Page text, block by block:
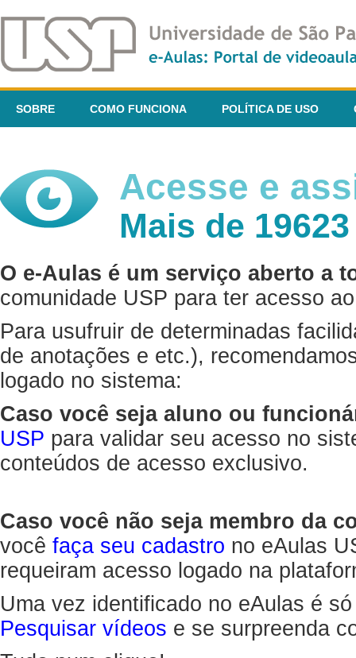
SOBRE COMO FUNCIONA POLÍTICA DE USO
Acesse e
Mais de
O e-Aulas é um serviço aberto a
comunidade USP para ter acesso
Para usufruir de determinadas
de anotações e etc.),
logado no sistema:
Caso você seja aluno ou
USP para validar seu acesso no
conteúdos de acesso exclusivo.
Caso você não seja membro da
você faça seu cadastro no eAulas
requeiram acesso logado na
Uma vez identificado no eAulas é
Pesquisar vídeos e se surpreenda